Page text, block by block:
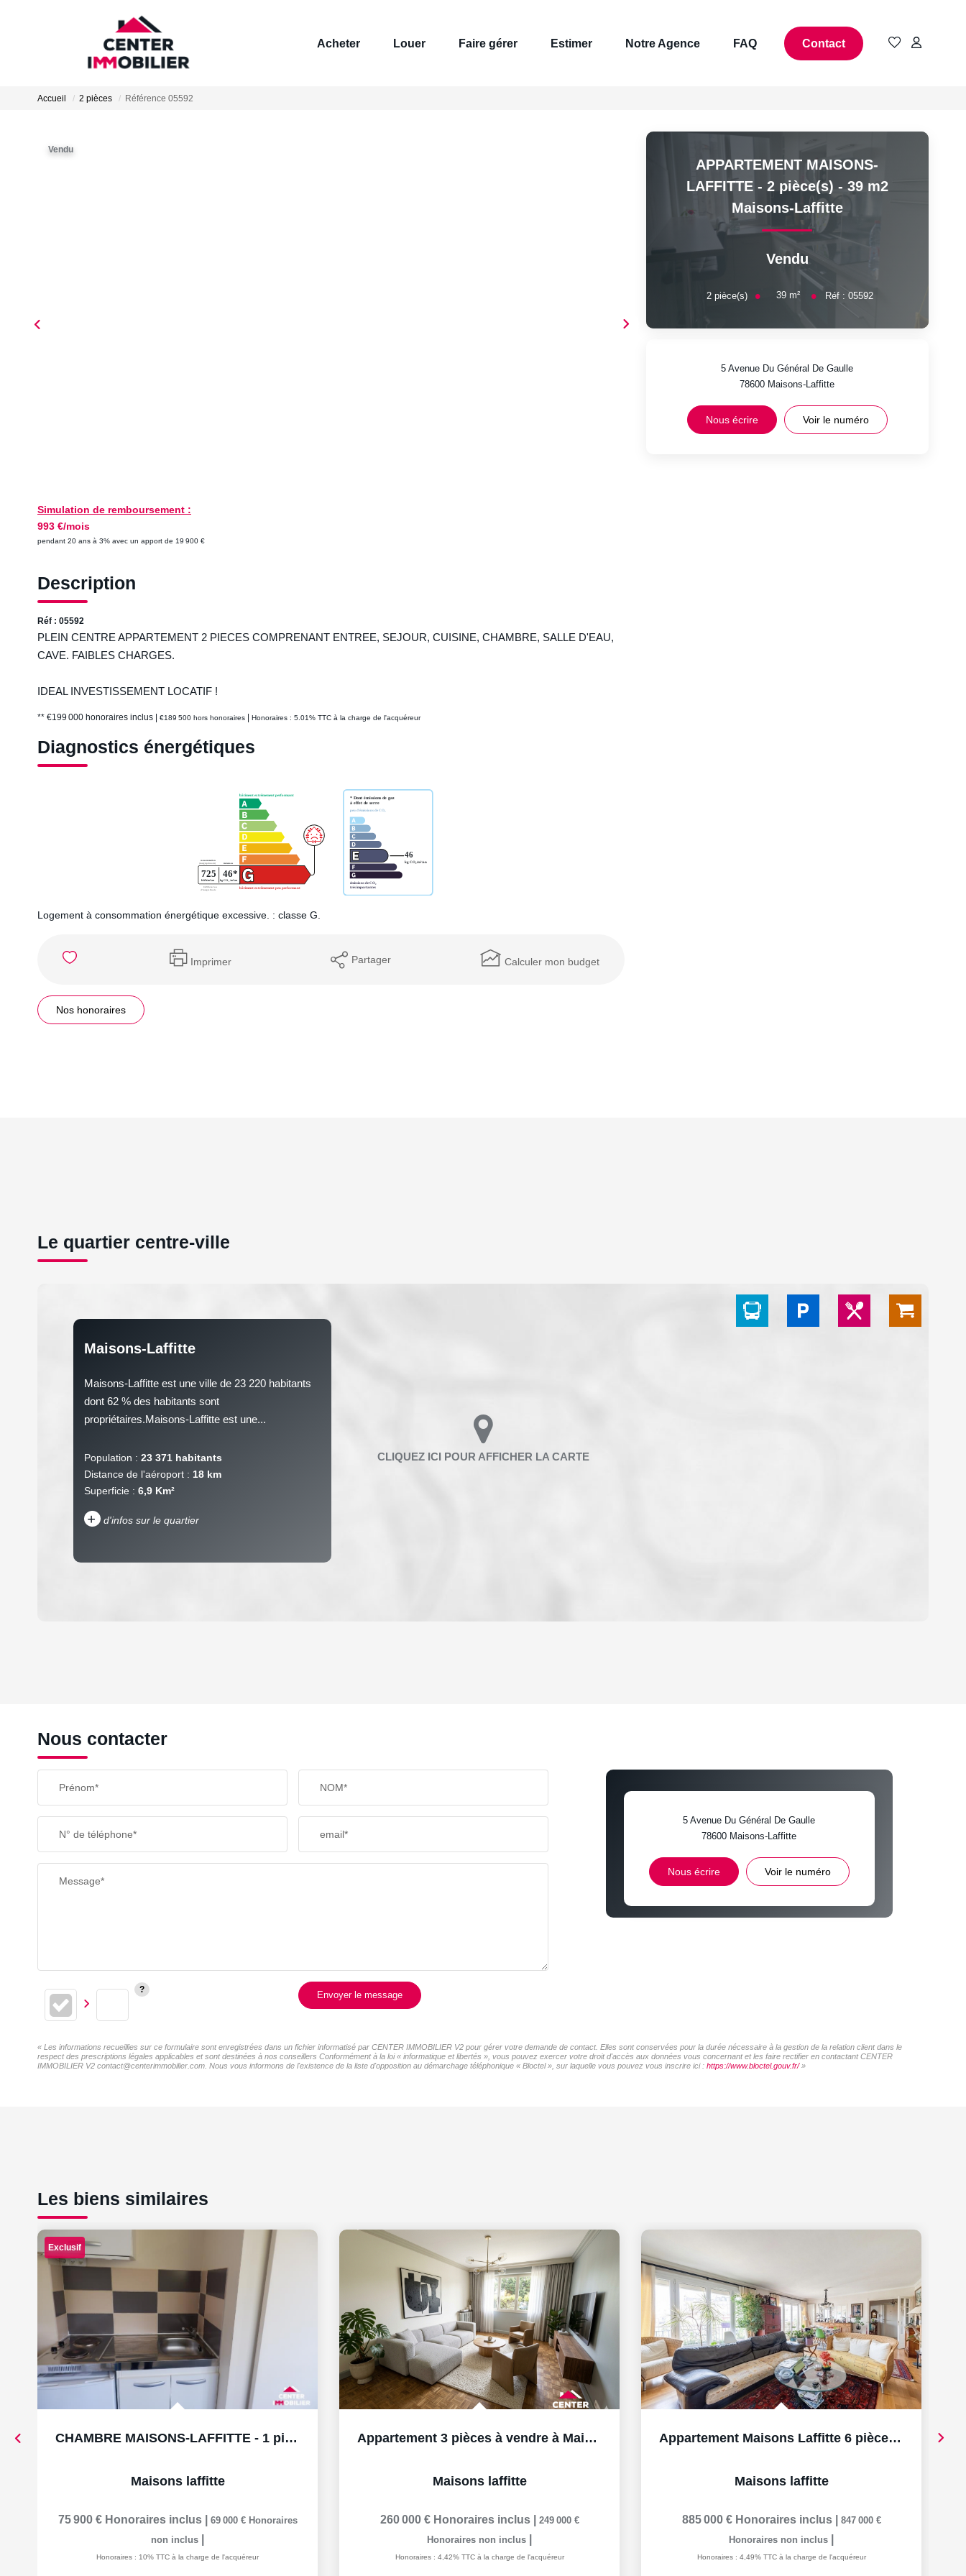
Acheter Louer Faire gérer Estimer Notre Agence FAQ Contact
Accueil 2 pièces Référence 05592
Vendu
Simulation de remboursement :
993 €/mois
pendant 20 ans à 3% avec un apport de 19 900 €
Description
Réf : 05592
PLEIN CENTRE APPARTEMENT 2 PIECES COMPRENANT ENTREE, SEJOUR, CUISINE, CHAMBRE, SALLE D'EAU,
CAVE. FAIBLES CHARGES.
IDEAL INVESTISSEMENT LOCATIF !
** €199 000 honoraires inclus €189 500 hors honoraires Honoraires : 5.01% TTC à la charge de l'acquéreur
Diagnostics énergétiques
Logement à consommation énergétique excessive. : classe G.
Imprimer Partager Calculer mon budget
Nos honoraires
APPARTEMENT MAISONS-
LAFFITTE - 2 pièce(s) - 39 m2
Maisons-Laffitte
Vendu
2pièce(s) 39 m² Réf :05592
5 Avenue Du Général De Gaulle
78600 Maisons-Laffitte
Nous écrire Voir le numéro
Le quartier centre-ville
Maisons-Laffitte
Maisons-Laffitte est une ville de 23 220 habitants
dont 62 % des habitants sont
propriétaires.Maisons-Laffitte est une...
Population : 23 371 habitants
Distance de l'aéroport : 18 km
Superficie : 6,9 Km²
+ d'infos sur le quartier
TAXE FONCIÈRE
SUPERFICIE : ECOLES ET CRÈCHES
RESTAURANTS ET CAFÉS COMMERCES
Nous contacter
Prénom* NOM*
N° de téléphone* email*
Message*
Envoyer le message
5 Avenue Du Général De Gaulle
78600 Maisons-Laffitte
Nous écrire Voir le numéro
« Les informations recueillies sur ce formulaire sont enregistrées dans un fichier informatisé par CENTER IMMOBILIER V2 pour gérer votre demande de contact. Elles sont conservées pour la durée nécessaire à la gestion de la relation client dans le
respect des prescriptions légales applicables et sont destinées à nos conseillers Conformément à la loi « informatique et libertés », vous pouvez exercer votre droit d'accès aux données vous concernant et les faire rectifier en contactant CENTER
IMMOBILIER V2 contact@centerimmobilier.com. Nous vous informons de l'existence de la liste d'opposition au démarchage téléphonique « Bloctel », sur laquelle vous pouvez vous inscrire ici : https://www.bloctel.gouv.fr/»
Les biens similaires
Exclusif
CHAMBRE MAISONS-LAFFITTE - 1 pièce(s) - 12.26 m2
Maisons laffitte
75 900 € Honoraires inclus 69 000 € Honoraires
non inclus
Honoraires : 10% TTC à la charge de l'acquéreur
Appartement 3 pièces à vendre à Maisons-Laffitte - Réf....
Maisons laffitte
260 000 € Honoraires inclus
249 000 €
Honoraires non inclus
Honoraires : 4,42% TTC à la charge de l'acquéreur
Appartement Maisons Laffitte 6 pièce(s) 155 m2 ascenseur,...
Maisons laffitte
885 000 € Honoraires inclus
847 000 €
Honoraires non inclus
Honoraires : 4,49% TTC à la charge de l'acquéreur